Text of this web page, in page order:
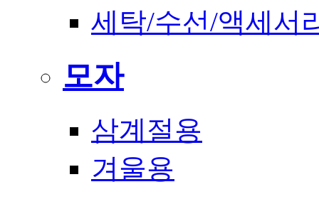
세탁/수선/액세서
모자
삼계절용
겨울용